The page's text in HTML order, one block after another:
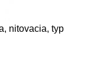
nitovacia, typ